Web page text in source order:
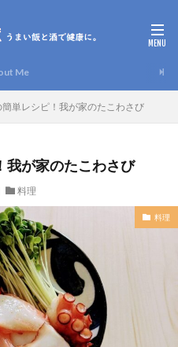
Me
単レシピ！我が家のたこわさび
我が家のたこわさび
料理
料理